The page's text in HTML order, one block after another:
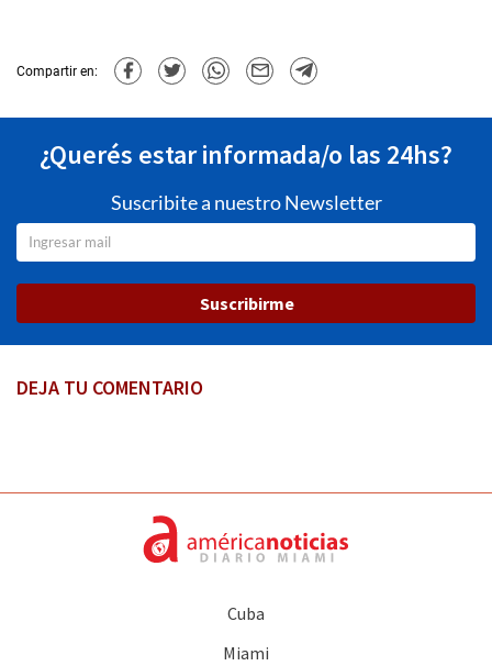
Compartir en:
¿Querés estar informada/o las 24hs?
Suscribite a nuestro Newsletter
Suscribirme
DEJA TU COMENTARIO
Cuba
Miami